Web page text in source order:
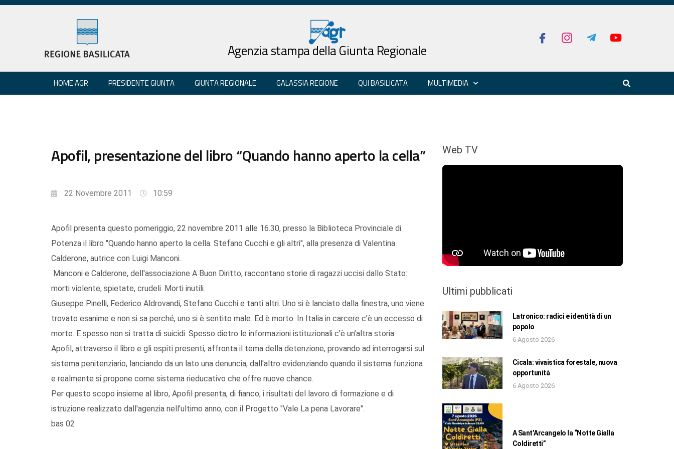
Agenzia stampa della Giunta Regionale
HOME AGR PRESIDENTE GIUNTA GIUNTA REGIONALE GALASSIA REGIONE QUI BASILICATA MULTIMEDIA
Apofil, presentazione del libro “Quando hanno aperto la cella”
22 Novembre 2011 10:59
Apofil presenta questo pomeriggio, 22 novembre 2011 alle 16.30, presso la Biblioteca Provinciale di
Potenza il libro "Quando hanno aperto la cella. Stefano Cucchi e gli altri", alla presenza di Valentina
Calderone, autrice con Luigi Manconi.
Manconi e Calderone, dell'associazione A Buon Diritto, raccontano storie di ragazzi uccisi dallo Stato:
morti violente, spietate, crudeli. Morti inutili.
Giuseppe Pinelli, Federico Aldrovandi, Stefano Cucchi e tanti altri. Uno si è lanciato dalla finestra, uno viene
trovato esanime e non si sa perché, uno si è sentito male. Ed è morto. In Italia in carcere c’è un eccesso di
morte. E spesso non si tratta di suicidi. Spesso dietro le informazioni istituzionali c’è un’altra storia.
Apofil, attraverso il libro e gli ospiti presenti, affronta il tema della detenzione, provando ad interrogarsi sul
sistema penitenziario, lanciando da un lato una denuncia, dall'altro evidenziando quando il sistema funziona
e realmente si propone come sistema rieducativo che offre nuove chance.
Per questo scopo insieme al libro, Apofil presenta, di fianco, i risultati del lavoro di formazione e di
istruzione realizzato dall'agenzia nell'ultimo anno, con il Progetto "Vale La pena Lavorare".
bas 02
Web TV
Ultimi pubblicati
Latronico: radici e identità di un
popolo
6 Agosto 2026
Cicala: vivaistica forestale, nuova
opportunità
6 Agosto 2026
A Sant’Arcangelo la “Notte Gialla
Coldiretti”